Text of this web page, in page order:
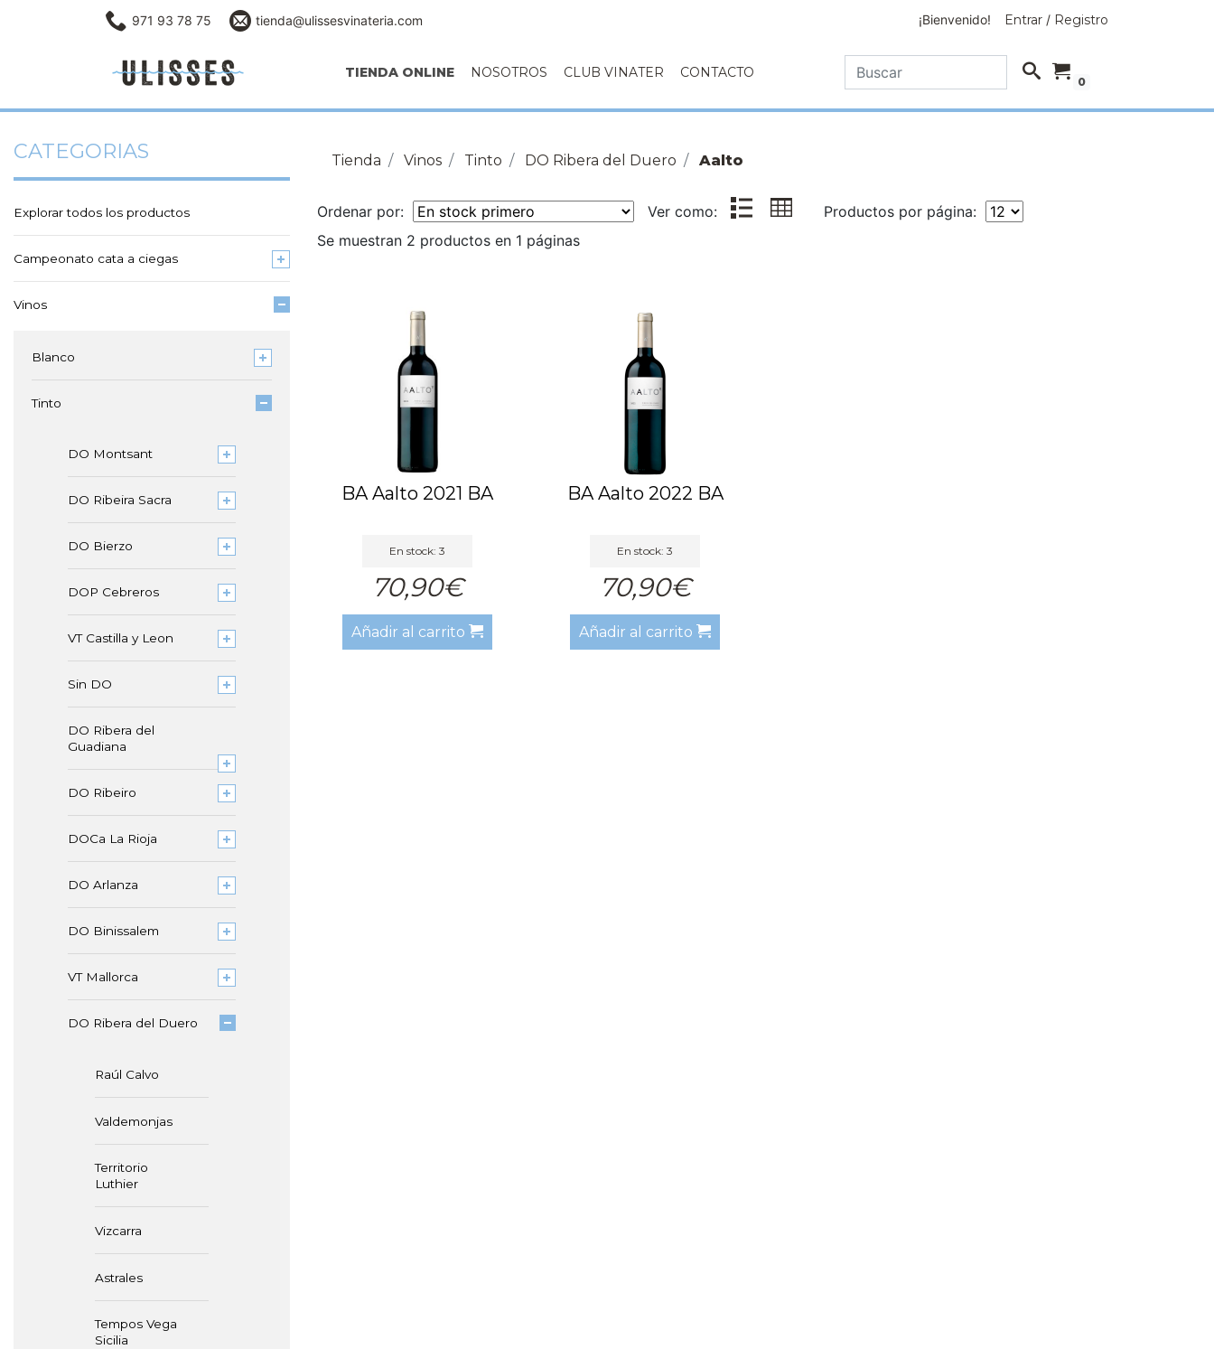
971 93 78 75 tienda@ulissesvinateria.com ¡Bienvenido! Entrar / Registro
TIENDA ONLINE NOSOTROS CLUB VINATER CONTACTO
0
CATEGORIAS
Explorar todos los productos
Campeonato cata a ciegas
Vinos
Blanco
Tinto
DO Montsant
DO Ribeira Sacra
DO Bierzo
DOP Cebreros
VT Castilla y Leon
Sin DO
DO Ribera del
Guadiana
DO Ribeiro
DOCa La Rioja
DO Arlanza
DO Binissalem
VT Mallorca
DO Ribera del Duero
Raúl Calvo
Valdemonjas
Territorio
Luthier
Vizcarra
Astrales
Tempos Vega
Sicilia
Tienda Vinos Tinto DO Ribera del Duero Aalto
Ordenar por: Ver como:
Productos por página:
Se muestran 2 productos en 1 páginas
BA Aalto 2021 BA
En stock: 3
70,90€
Añadir al carrito
BA Aalto 2022 BA
En stock: 3
70,90€
Añadir al carrito